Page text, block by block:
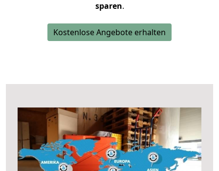
sparen.
Kostenlose Angebote erhalten